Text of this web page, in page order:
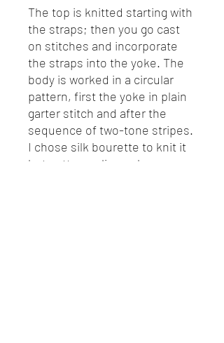
The top is knitted starting with
the straps; then you go cast
on stitches and incorporate
the straps into the yoke. The
body is worked in a circular
pattern, first the yoke in plain
garter stitch and after the
sequence of two-tone stripes.
I chose silk bourette to knit it
but cotton or linen also